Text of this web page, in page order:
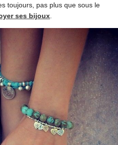
toujours, pas plus que sous le
ses bijoux